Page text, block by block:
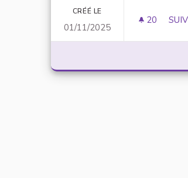
CRÉÉ LE
01/11/2025
20 20